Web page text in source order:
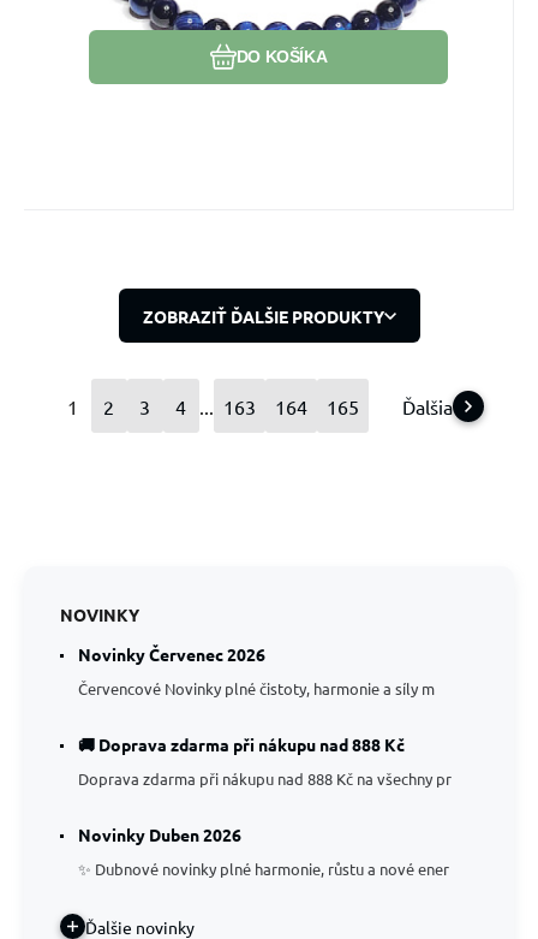
DO KOŠÍKA
ZOBRAZIŤ ĎALŠIE PRODUKTY
1 2 3 4 163 164 165 Ďalšia
NOVINKY
Novinky Červenec 2026
Červencové Novinky plné čistoty, harmonie a síly m
🚚 Doprava zdarma při nákupu nad 888 Kč
Doprava zdarma při nákupu nad 888 Kč na všechny pr
Novinky Duben 2026
✨ Dubnové novinky plné harmonie, růstu a nové ener
Ďalšie novinky